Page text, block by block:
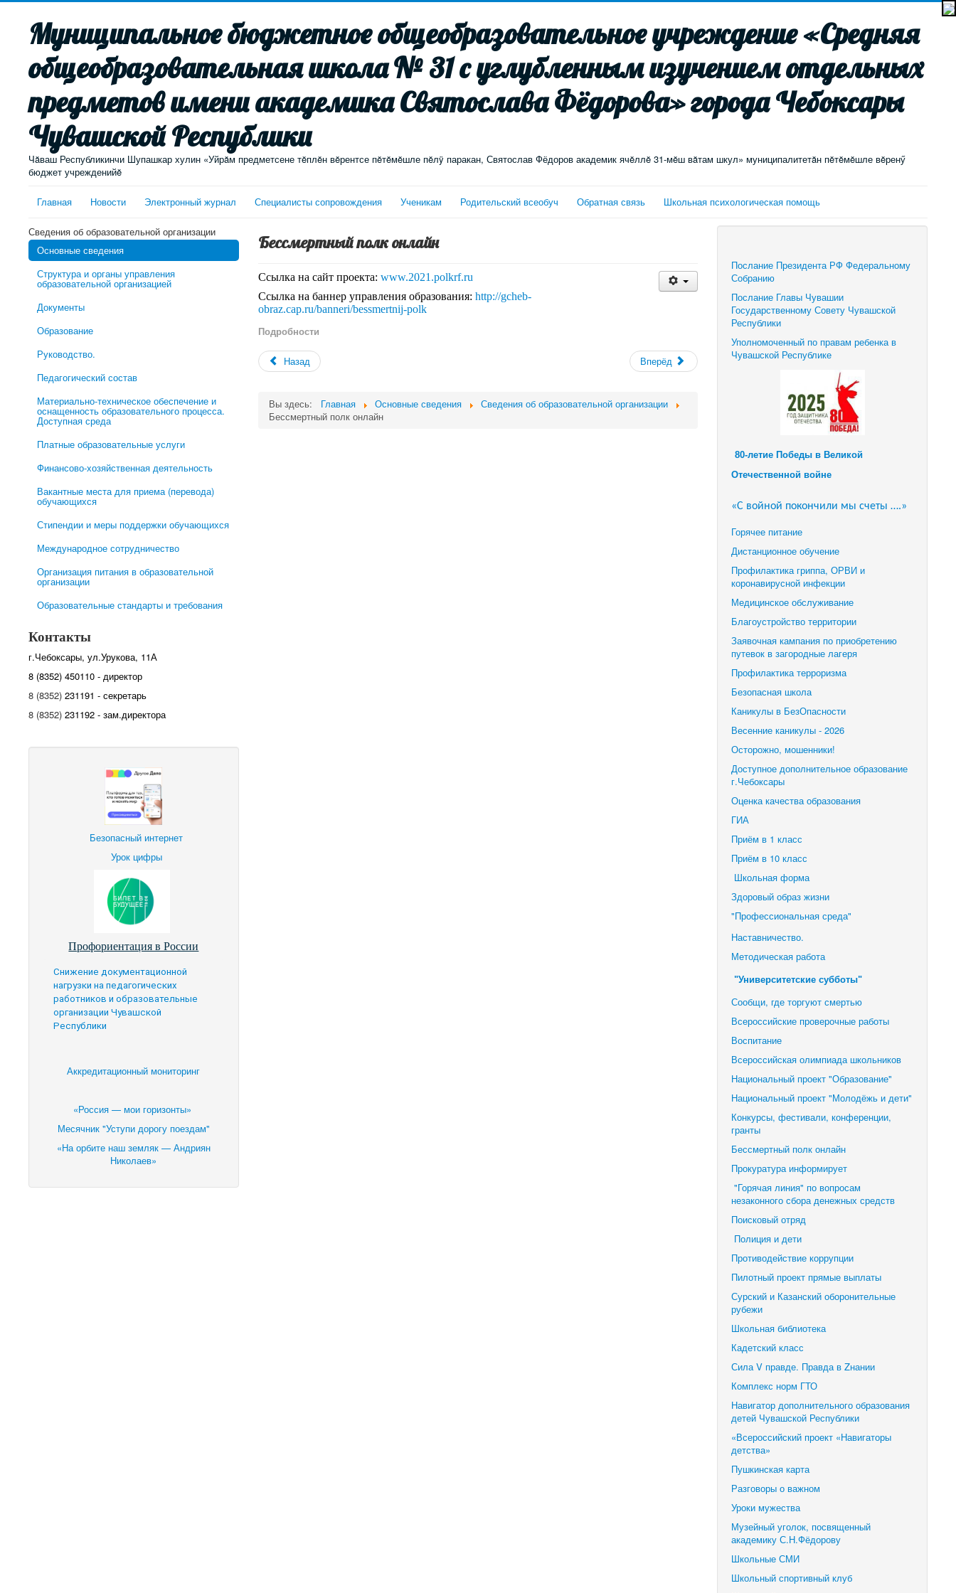
Муниципальное бюджетное общеобразовательное учреждение «Средняя
общеобразовательная школа № 31 с углубленным изучением отдельных
предметов имени академика Святослава Фёдорова» города Чебоксары
Чувашской Республики
Чăваш Республикинчи Шупашкар хулин «Уйрăм предметсене тĕплĕн вĕрентсе пĕтĕмĕшле пĕлÿ паракан, Святослав Фёдоров академик ячĕллĕ 31-мĕш вăтам шкул» муниципалитетăн пĕтĕмĕшле вĕренӳ
бюджет учрежденийĕ
Главная Новости Электронный журнал Специалисты сопровождения Ученикам Родительский всеобуч Обратная связь Школьная психологическая помощь
Сведения об образовательной организации
Основные сведения
Структура и органы управления
образовательной организацией
Документы
Образование
Руководство.
Педагогический состав
Материально-техническое обеспечение и
оснащенность образовательного процесса.
Доступная среда
Платные образовательные услуги
Финансово-хозяйственная деятельность
Вакантные места для приема (перевода)
обучающихся
Стипендии и меры поддержки обучающихся
Международное сотрудничество
Организация питания в образовательной
организации
Образовательные стандарты и требования
Контакты
г.Чебоксары, ул.Урукова, 11А
8 (8352) 450110 - директор
8 (8352) 231191 - секретарь
8 (8352) 231192 - зам.директора
Безопасный интернет
Урок цифры
Профориентация в России
Снижение документационной
нагрузки на педагогических
работников и образовательные
организации Чувашской
Республики
Аккредитационный мониторинг
«Россия — мои горизонты»
Месячник "Уступи дорогу поездам"
«На орбите наш земляк — Андриян
Николаев»
Бессмертный полк онлайн
Ссылка на сайт проекта: www.2021.polkrf.ru
Ссылка на баннер управления образования: http://gcheb-
obraz.cap.ru/banneri/bessmertnij-polk
Подробности
Назад Вперёд
Вы здесь: Главная Основные сведения
Сведения об образовательной организации
Бессмертный полк онлайн
Послание Президента РФ Федеральному
Собранию
Послание Главы Чувашии
Государственному Совету Чувашской
Республики
Уполномоченный по правам ребенка в
Чувашской Республике
80-летие Победы в Великой
Отечественной войне
«С войной покончили мы счеты ….»
Горячее питание
Дистанционное обучение
Профилактика гриппа, ОРВИ и
коронавирусной инфекции
Медицинское обслуживание
Благоустройство территории
Заявочная кампания по приобретению
путевок в загородные лагеря
Профилактика терроризма
Безопасная школа
Каникулы в БезОпасности
Весенние каникулы - 2026
Осторожно, мошенники!
Доступное дополнительное образование
г.Чебоксары
Оценка качества образования
ГИА
Приём в 1 класс
Приём в 10 класс
Школьная форма
Здоровый образ жизни
"Профессиональная среда"
Наставничество.
Методическая работа
"Университетские субботы"
Сообщи, где торгуют смертью
Всероссийские проверочные работы
Воспитание
Всероссийская олимпиада школьников
Национальный проект "Образование"
Национальный проект "Молодёжь и дети"
Конкурсы, фестивали, конференции,
гранты
Бессмертный полк онлайн
Прокуратура информирует
"Горячая линия" по вопросам
незаконного сбора денежных средств
Поисковый отряд
Полиция и дети
Противодействие коррупции
Пилотный проект прямые выплаты
Сурский и Казанский оборонительные
рубежи
Школьная библиотека
Кадетский класс
Сила V правде. Правда в Zнании
Комплекс норм ГТО
Навигатор дополнительного образования
детей Чувашской Республики
«Всероссийский проект «Навигаторы
детства»
Пушкинская карта
Разговоры о важном
Уроки мужества
Музейный уголок, посвященный
академику С.Н.Фёдорову
Школьные СМИ
Школьный спортивный клуб